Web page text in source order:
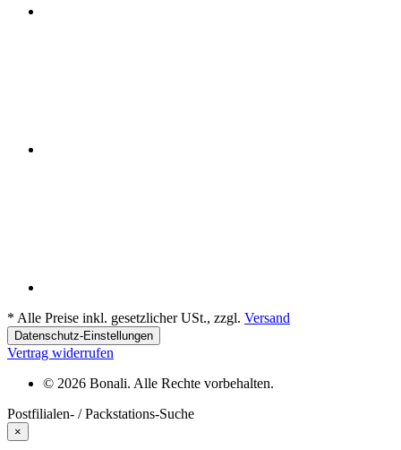
* Alle Preise inkl. gesetzlicher USt., zzgl. Versand
Datenschutz-Einstellungen
Vertrag widerrufen
© 2026 Bonali. Alle Rechte vorbehalten.
Postfilialen- / Packstations-Suche
×